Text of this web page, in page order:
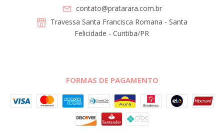
contato@pratarara.com.br
Travessa Santa Francisca Romana - Santa
Felicidade - Curitiba/PR
FORMAS DE PAGAMENTO